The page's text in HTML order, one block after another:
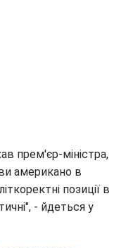
прем'єр-міністра,
американо в
позиції в
- йдеться у